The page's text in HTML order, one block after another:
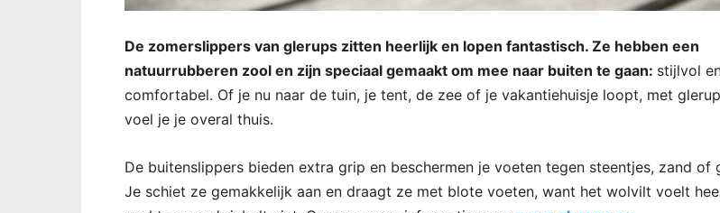
De zomerslippers van glerups zitten heerlijk en lopen fantastisch. Ze hebben een
natuurrubberen zool en zijn speciaal gemaakt om mee naar buiten te gaan: stijlvol
comfortabel. Of je nu naar de tuin, je tent, de zee of je vakantiehuisje loopt, met
voel je je overal thuis.
De buitenslippers bieden extra grip en beschermen je voeten tegen steentjes, zand of
Je schiet ze gemakkelijk aan en draagt ze met blote voeten, want het wolvilt voelt